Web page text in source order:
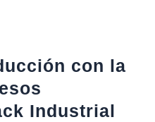
con la
Industrial